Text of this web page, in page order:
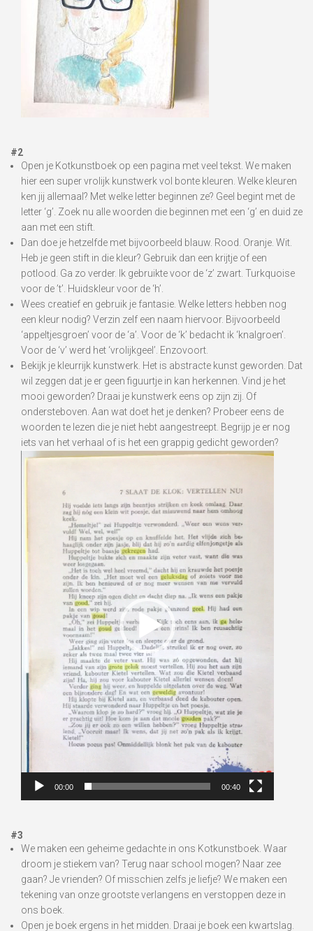
#2
Open je Kotkunstboek op een pagina met veel tekst. We maken
hier een super vrolijk kunstwerk vol bonte kleuren. Welke kleuren
ken jij allemaal? Met welke letter beginnen ze? Geel begint met de
letter ‘g’. Zoek nu alle woorden die beginnen met een ‘g’ en duid ze
aan met een stift.
Dan doe je hetzelfde met bijvoorbeeld blauw. Rood. Oranje. Wit.
Heb je geen stift in die kleur? Gebruik dan een krijtje of een
potlood. Ga zo verder. Ik gebruikte voor de ‘z’ zwart. Turkquoise
voor de ’t’. Huidskleur voor de ‘h’.
Wees creatief en gebruik je fantasie. Welke letters hebben nog
een kleur nodig? Verzin zelf een naam hiervoor. Bijvoorbeeld
‘appeltjesgroen’ voor de ‘a’. Voor de ‘k’ bedacht ik ‘knalgroen’.
Voor de ‘v’ werd het ‘vrolijkgeel’. Enzovoort.
Bekijk je kleurrijk kunstwerk. Het is abstracte kunst geworden. Dat
wil zeggen dat je er geen figuurtje in kan herkennen. Vind je het
mooi geworden? Draai je kunstwerk eens op zijn zij. Of
ondersteboven. Aan wat doet het je denken? Probeer eens de
woorden te lezen die je niet hebt aangestreept. Begrijp je er nog
iets van het verhaal of is het een grappig gedicht geworden?
Videospeler
00:00 00:40
#3
We maken een geheime gedachte in ons Kotkunstboek. Waar
droom je stiekem van? Terug naar school mogen? Naar zee
gaan? Je vrienden? Of misschien zelfs je liefje? We maken een
tekening van onze grootste verlangens en verstoppen deze in
ons boek.
Open je boek ergens in het midden. Draai je boek een kwartslag.